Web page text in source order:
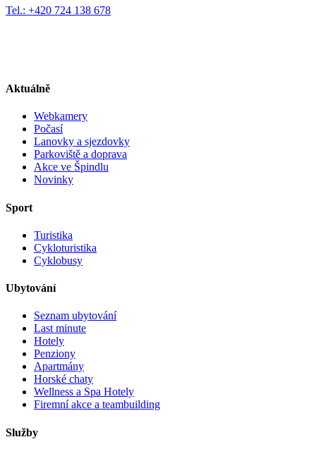
Tel.: +420 724 138 678
Aktuálně
Webkamery
Počasí
Lanovky a sjezdovky
Parkoviště a doprava
Akce ve Špindlu
Novinky
Sport
Turistika
Cykloturistika
Cyklobusy
Ubytování
Seznam ubytování
Last minute
Hotely
Penziony
Apartmány
Horské chaty
Wellness a Spa Hotely
Firemní akce a teambuilding
Služby